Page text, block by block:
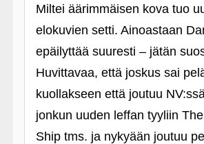
Miltei äärimmäisen kova tuo
elokuvien setti. Ainoastaan
epäilyttää suuresti – jätän
Huvittavaa, että joskus sai
kuollakseen että joutuu
jonkun uuden leffan tyyliin
Ship tms. ja nykyään joutuu